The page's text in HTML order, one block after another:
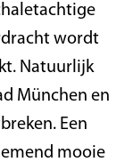
wordt
Natuurlijk
München en
Een
mooie